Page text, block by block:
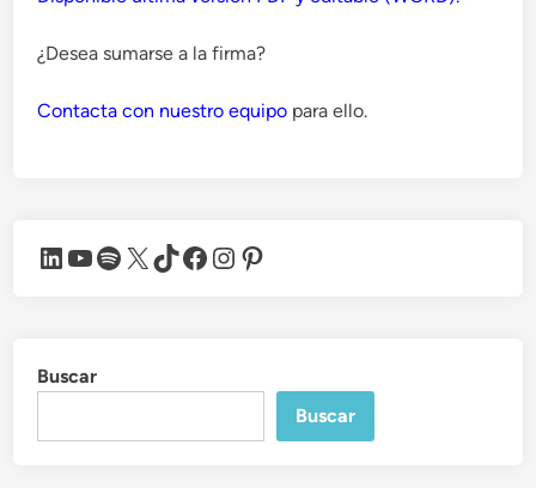
¿Desea sumarse a la firma?
Contacta con nuestro equipo para ello.
LinkedIn
YouTube
Spotify
X TikTok
Facebook
Instagram
Pinterest
Buscar
Buscar